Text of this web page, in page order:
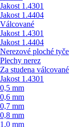
Jakost 1.4301
Jakost 1.4404
Válcované
Jakost 1.4301
Jakost 1.4404
Nerezové ploché tyče
Plechy nerez
Za studena válcované
Jakost 1.4301
0,5 mm
0,6 mm
0,7 mm
0,8 mm
1,0 mm